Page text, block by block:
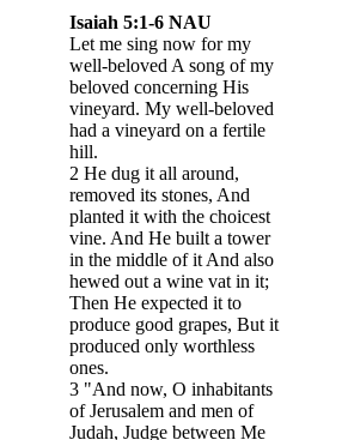
Isaiah 5:1-6 NAU
Let me sing now for my
well-beloved A song of my
beloved concerning His
vineyard. My well-beloved
had a vineyard on a fertile
hill.
2 He dug it all around,
removed its stones, And
planted it with the choicest
vine. And He built a tower
in the middle of it And also
hewed out a wine vat in it;
Then He expected it to
produce good grapes, But it
produced only worthless
ones.
3 "And now, O inhabitants
of Jerusalem and men of
Judah, Judge between Me